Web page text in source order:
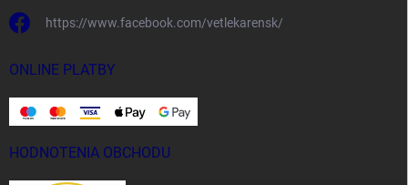
https://www.facebook.com/vetlekarensk/
ONLINE PLATBY
HODNOTENIA OBCHODU